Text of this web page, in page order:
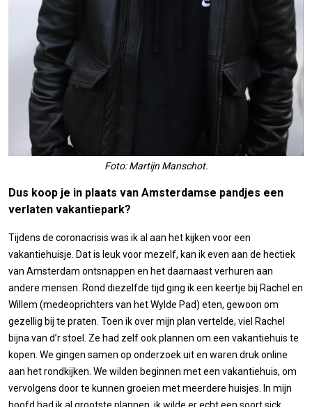
Foto: Martijn Manschot.
Dus koop je in plaats van Amsterdamse pandjes een
verlaten vakantiepark?
Tijdens de coronacrisis was ik al aan het kijken voor een
vakantiehuisje. Dat is leuk voor mezelf, kan ik even aan de hectiek
van Amsterdam ontsnappen en het daarnaast verhuren aan
andere mensen. Rond diezelfde tijd ging ik een keertje bij Rachel en
Willem (medeoprichters van het Wylde Pad) eten, gewoon om
gezellig bij te praten. Toen ik over mijn plan vertelde, viel Rachel
bijna van d’r stoel. Ze had zelf ook plannen om een vakantiehuis te
kopen. We gingen samen op onderzoek uit en waren druk online
aan het rondkijken. We wilden beginnen met een vakantiehuis, om
vervolgens door te kunnen groeien met meerdere huisjes. In mijn